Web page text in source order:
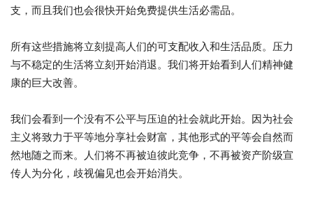
支，而且我们也会很快开始免费提供生活必需品。
所有这些措施将立刻提高人们的可支配收入和生活品质。压力
与不稳定的生活将立刻开始消退。我们将开始看到人们精神健
康的巨大改善。
我们会看到一个没有不公平与压迫的社会就此开始。因为社会
主义将致力于平等地分享社会财富，其他形式的平等会自然而
然地随之而来。人们将不再被迫彼此竞争，不再被资产阶级宣
传人为分化，歧视偏见也会开始消失。